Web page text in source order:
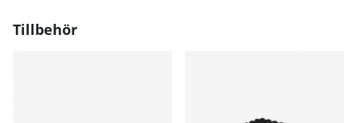
Tillbehör